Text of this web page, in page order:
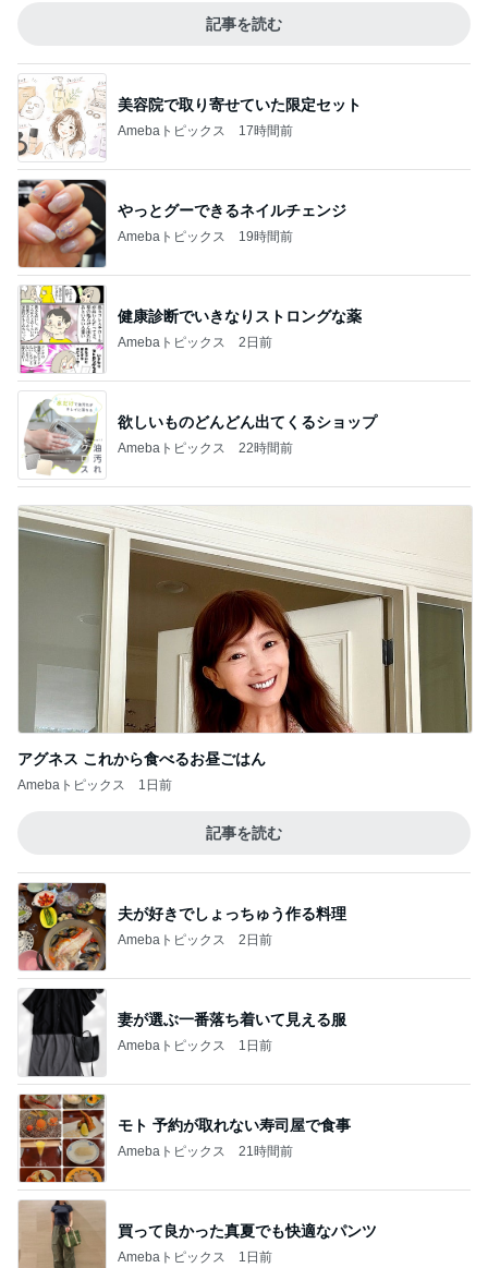
記事を読む
美容院で取り寄せていた限定セット
Amebaトピックス 17時間前
やっとグーできるネイルチェンジ
Amebaトピックス 19時間前
健康診断でいきなりストロングな薬
Amebaトピックス 2日前
欲しいものどんどん出てくるショップ
Amebaトピックス 22時間前
アグネス これから食べるお昼ごはん
Amebaトピックス 1日前
記事を読む
夫が好きでしょっちゅう作る料理
Amebaトピックス 2日前
妻が選ぶ一番落ち着いて見える服
Amebaトピックス 1日前
モト 予約が取れない寿司屋で食事
Amebaトピックス 21時間前
買って良かった真夏でも快適なパンツ
Amebaトピックス 1日前